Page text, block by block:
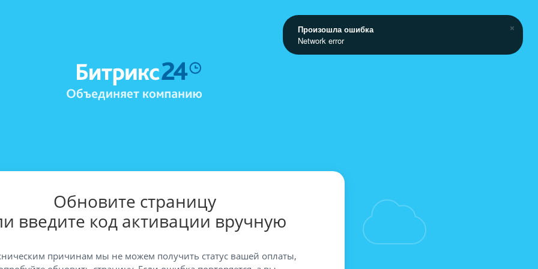
Обновите страницу
введите код активации вручную
причинам мы не можем получить статус вашей оплаты,
Произошла ошибка
Network error